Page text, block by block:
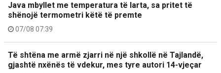
Java mbyllet me temperatura të larta, sa pritet të
shënojë termometri këtë të premte
07/08 07:39
Të shtëna me armë zjarri në një shkollë në Tajlandë,
gjashtë nxënës të vdekur, mes tyre autori 14-vjeçar